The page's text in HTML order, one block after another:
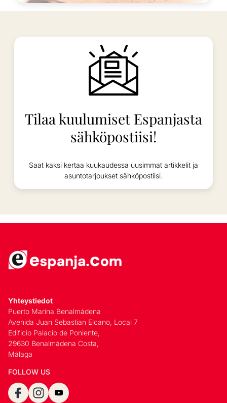
Tilaa kuulumiset Espanjasta
sähköpostiisi!
Saat kaksi kertaa kuukaudessa uusimmat artikkelit ja
asuntotarjoukset sähköpostiisi.
Yhteystiedot
Puerto Marina Benalmádena
Avenida Juan Sebastian Elcano, Local 7
Edificio Palacio de Poniente,
29630 Benalmádena Costa,
Málaga
FOLLOW US